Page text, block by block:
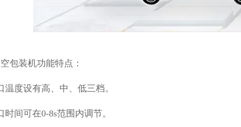
包装机功能特点：
温度设有高、中、低三档。
时间可在0-8s范围内调节。